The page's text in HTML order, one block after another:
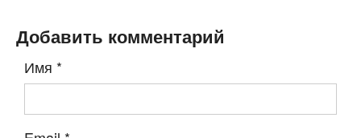
Добавить комментарий
Имя *